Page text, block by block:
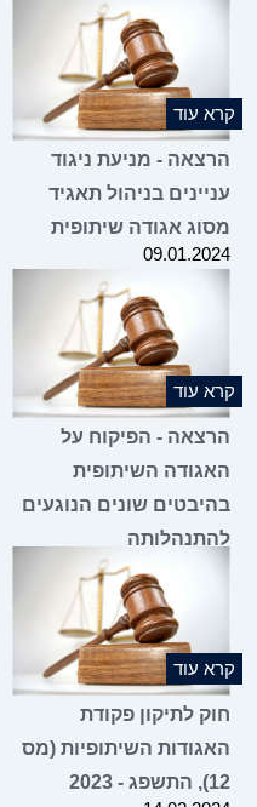
עוד
- מניעת ניגוד
בניהול תאגיד
אגודה שיתופית
עוד
- הפיקוח על
השיתופית
שונים הנוגעים
עוד
לתיקון פקודת
השיתופיות (מס